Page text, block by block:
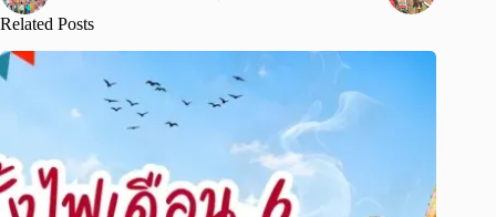
Related Posts